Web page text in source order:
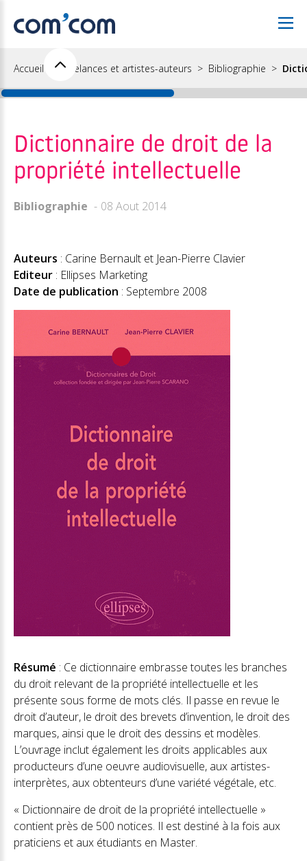
Accueil Freelances et artistes-auteurs Bibliographie
Dictionnaire de droit de la
propriété intellectuelle
Bibliographie 08 Aout 2014
Auteurs : Carine Bernault et Jean-Pierre Clavier
Editeur : Ellipses Marketing
Date de publication : Septembre 2008
Résumé : Ce dictionnaire embrasse toutes les branches
du droit relevant de la propriété intellectuelle et les
présente sous forme de mots clés. Il passe en revue le
droit d’auteur, le droit des brevets d’invention, le droit des
marques, ainsi que le droit des dessins et modèles.
L’ouvrage inclut également les droits applicables aux
producteurs d’une oeuvre audiovisuelle, aux artistes-
interprètes, aux obtenteurs d’une variété végétale, etc.
« Dictionnaire de droit de la propriété intellectuelle »
contient près de 500 notices. Il est destiné à la fois aux
praticiens et aux étudiants en Master.